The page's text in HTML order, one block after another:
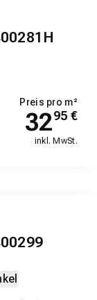
Preis pro m²
3295 €
inkl. MwSt.